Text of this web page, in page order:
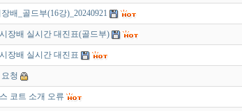
배_골드부(16강)_20240921
장배 실시간 대진표(골드부)
장배 실시간 대진표
청
코트 소개 오류